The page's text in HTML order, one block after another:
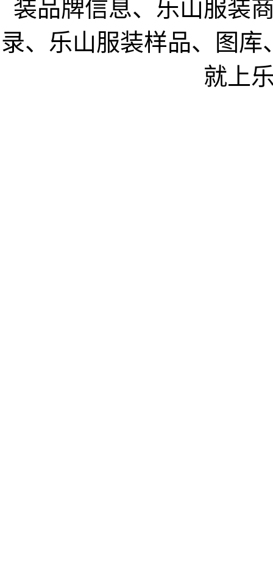
装品牌信息、乐山服装
录、乐山服装样品、图
就上